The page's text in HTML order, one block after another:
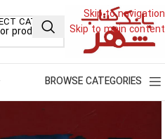
Skip to navigation
Skip to main content
CATEGORY
BROWSE CATEGORIES